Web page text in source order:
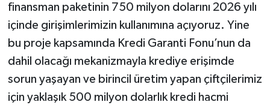
finansman paketinin 750 milyon dolarını 2026 yılı
içinde girişimlerimizin kullanımına açıyoruz. Yine
bu proje kapsamında Kredi Garanti Fonu’nun da
dahil olacağı mekanizmayla krediye erişimde
sorun yaşayan ve birincil üretim yapan çiftçilerimiz
için yaklaşık 500 milyon dolarlık kredi hacmi